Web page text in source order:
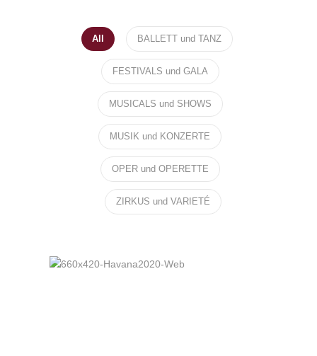
All BALLETT und TANZ
FESTIVALS und GALA
MUSICALS und SHOWS
MUSIK und KONZERTE
OPER und OPERETTE
ZIRKUS und VARIETÉ